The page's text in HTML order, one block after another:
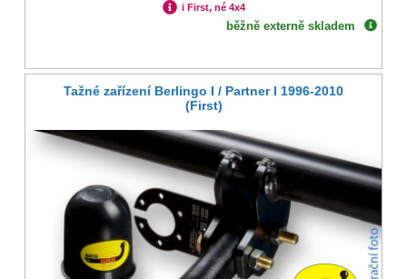
i First, né 4x4
běžně externě skladem
Tažné zařízení Berlingo I / Partner I 1996-2010
(First)